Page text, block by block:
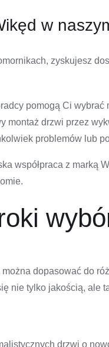
w
zyskujesz
pomogą Ci
montaż drzwi przez
problemów lub
współpraca z marką
dopasować do
nie tylko jakością, ale
drzwi o